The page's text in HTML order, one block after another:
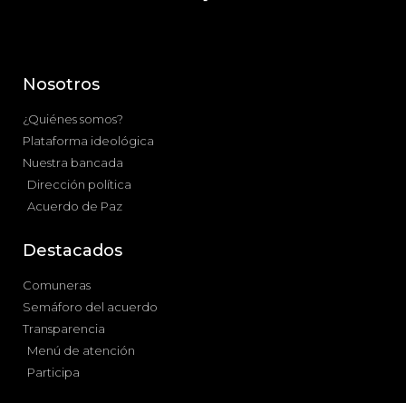
Nosotros
¿Quiénes somos?
Plataforma ideológica
Nuestra bancada
Dirección política
Acuerdo de Paz
Destacados
Comuneras
Semáforo del acuerdo
Transparencia
Menú de atención
Participa